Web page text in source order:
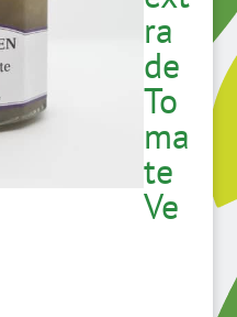
ra
de
To
ma
te
Ve